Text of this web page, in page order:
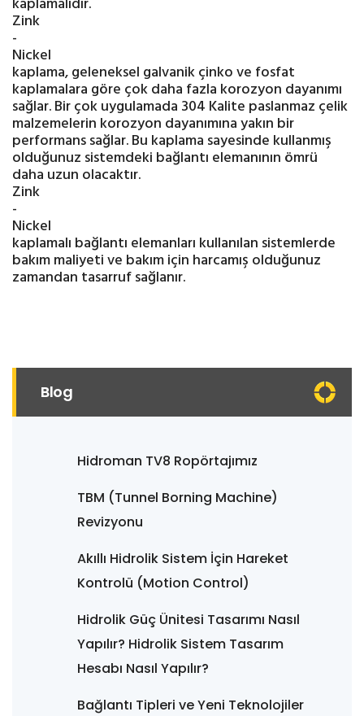
kaplamalıdır.
Zink
-
Nickel
kaplama, geleneksel galvanik çinko ve fosfat
kaplamalara göre çok daha fazla korozyon dayanımı
sağlar. Bir çok uygulamada 304 Kalite paslanmaz çelik
malzemelerin korozyon dayanımına yakın bir
performans sağlar. Bu kaplama sayesinde kullanmış
olduğunuz sistemdeki bağlantı elemanının ömrü
daha uzun olacaktır.
Zink
-
Nickel
kaplamalı bağlantı elemanları kullanılan sistemlerde
bakım maliyeti ve bakım için harcamış olduğunuz
zamandan tasarruf sağlanır.
Blog
Hidroman TV8 Ropörtajımız
TBM (Tunnel Borning Machine)
Revizyonu
Akıllı Hidrolik Sistem İçin Hareket
Kontrolü (Motion Control)
Hidrolik Güç Ünitesi Tasarımı Nasıl
Yapılır? Hidrolik Sistem Tasarım
Hesabı Nasıl Yapılır?
Bağlantı Tipleri ve Yeni Teknolojiler